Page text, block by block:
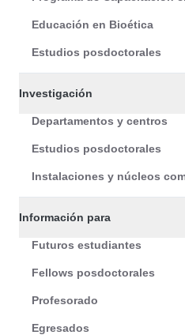
Educación en Bioética
Estudios posdoctorales
Investigación
Departamentos y centros
Estudios posdoctorales
Instalaciones y núcleos
Información para
Futuros estudiantes
Fellows posdoctorales
Profesorado
Egresados